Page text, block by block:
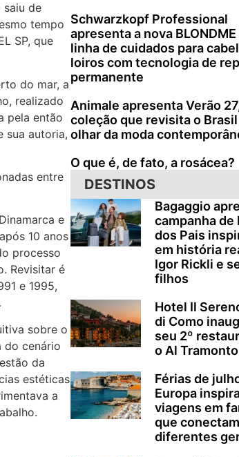
saiu de
tempo
SP, que
do mar, a
realizado
pela então
sua autoria,
entre
e
10 anos
processo
Revisitar é
e 1995,
sobre o
do cenário
da
estéticas
a
Schwarzkopf Professional
apresenta a nova BLONDME
linha de cuidados para
loiros com tecnologia de
permanente
Animale apresenta Verão
coleção que revisita o
olhar da moda
O que é, de fato, a rosácea?
DESTINOS
Bagaggio
campanha de
dos Pais
em história
Igor Rickli e
filhos
Hotel Il
di Como
seu 2º
o Al Tramonto
Férias de
Europa
viagens em
que conectam
diferentes